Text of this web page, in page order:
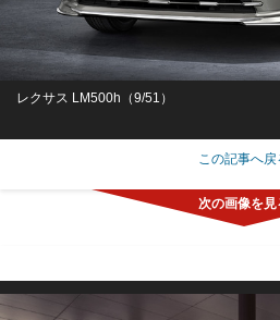
レクサス LM500h（9/51）
この記事へ戻